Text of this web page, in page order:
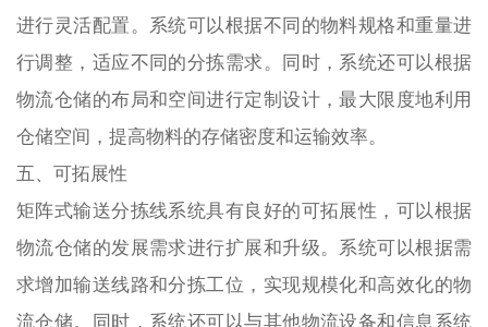
进行灵活配置。系统可以根据不同的物料规格和重量进
行调整，适应不同的分拣需求。同时，系统还可以根据
物流仓储的布局和空间进行定制设计，最大限度地利用
仓储空间，提高物料的存储密度和运输效率。
五、可拓展性
矩阵式输送分拣线系统具有良好的可拓展性，可以根据
物流仓储的发展需求进行扩展和升级。系统可以根据需
求增加输送线路和分拣工位，实现规模化和高效化的物
流仓储。同时，系统还可以与其他物流设备和信息系统